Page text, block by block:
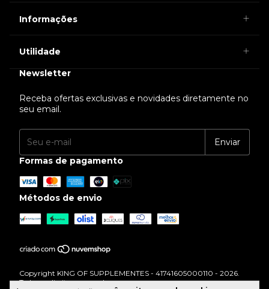
Informações
Utilidade
Newsletter
Receba ofertas exclusivas e novidades diretamente no
seu email.
Formas de pagamento
Métodos de envio
Copyright KING OF SUPPLEMENTES - 41741605000110 - 2026.
Todos os direitos reservados.